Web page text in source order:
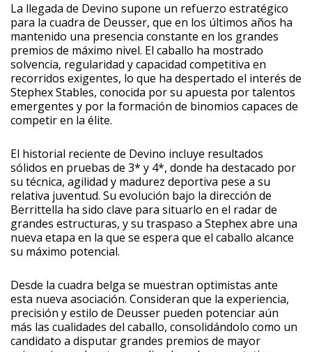
La llegada de Devino supone un refuerzo estratégico
para la cuadra de Deusser, que en los últimos años ha
mantenido una presencia constante en los grandes
premios de máximo nivel. El caballo ha mostrado
solvencia, regularidad y capacidad competitiva en
recorridos exigentes, lo que ha despertado el interés de
Stephex Stables, conocida por su apuesta por talentos
emergentes y por la formación de binomios capaces de
competir en la élite.
El historial reciente de Devino incluye resultados
sólidos en pruebas de 3* y 4*, donde ha destacado por
su técnica, agilidad y madurez deportiva pese a su
relativa juventud. Su evolución bajo la dirección de
Berrittella ha sido clave para situarlo en el radar de
grandes estructuras, y su traspaso a Stephex abre una
nueva etapa en la que se espera que el caballo alcance
su máximo potencial.
Desde la cuadra belga se muestran optimistas ante
esta nueva asociación. Consideran que la experiencia,
precisión y estilo de Deusser pueden potenciar aún
más las cualidades del caballo, consolidándolo como un
candidato a disputar grandes premios de mayor